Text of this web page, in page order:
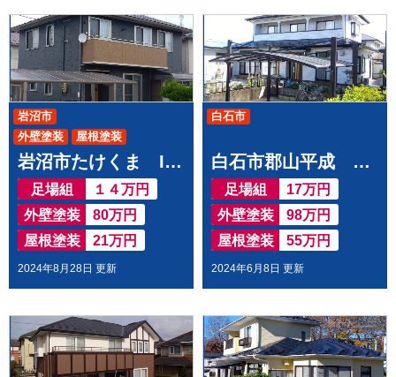
岩沼市たけくま I様邸で屋根外壁塗装工事させて頂きました
足場組
１４万円
外壁塗装
80万円
屋根塗装
21万円
2024年8月28日 更新
外壁塗装 屋根塗装
岩沼市
白石市郡山平成 Y様邸で 屋根外壁塗装工事させて頂きました
足場組
17万円
外壁塗装
98万円
屋根塗装
55万円
2024年6月8日 更新
白石市